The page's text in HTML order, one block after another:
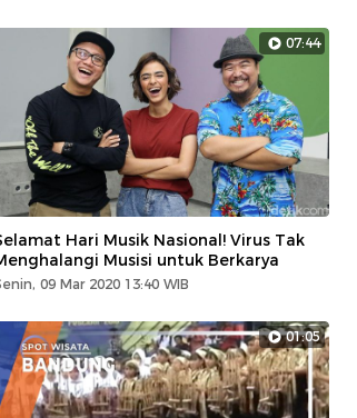
07:44
Hari Musik Nasional! Virus Tak
Musisi untuk Berkarya
09 Mar 2020 13:40 WIB
01:05